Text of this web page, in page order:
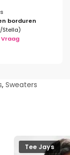
borduren
Stella)
Vraag
, Sweaters
Tee Jays